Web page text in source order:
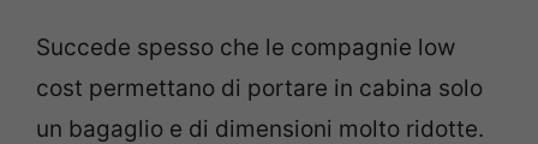
Succede spesso che le compagnie low
cost permettano di portare in cabina solo
un bagaglio e di dimensioni molto ridotte.